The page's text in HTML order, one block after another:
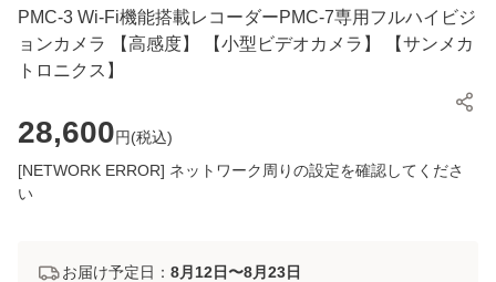
PMC-3 Wi-Fi機能搭載レコーダーPMC-7専用フルハイビジ
ョンカメラ 【高感度】 【小型ビデオカメラ】 【サンメカ
トロニクス】
28,600円(税込)
[NETWORK ERROR] ネットワーク周りの設定を確認してくださ
い
お届け予定日： 8月12日〜8月23日